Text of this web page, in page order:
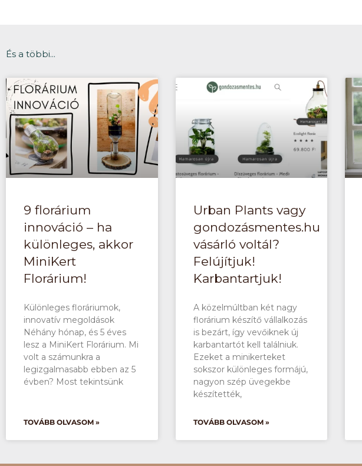
És a többi...
9 florárium
innováció – ha
különleges, akkor
MiniKert
Florárium!
Különleges floráriumok,
innovatív megoldások
Néhány hónap, és 5 éves
lesz a MiniKert Florárium. Mi
volt a számunkra a
legizgalmasabb ebben az 5
évben? Most tekintsünk
TOVÁBB OLVASOM »
Urban Plants vagy
gondozásmentes.hu
vásárló voltál?
Felújítjuk!
Karbantartjuk!
A közelmúltban két nagy
florárium készítő vállalkozás
is bezárt, így vevőiknek új
karbantartót kell találniuk.
Ezeket a minikerteket
sokszor különleges formájú,
nagyon szép üvegekbe
készítették,
TOVÁBB OLVASOM »